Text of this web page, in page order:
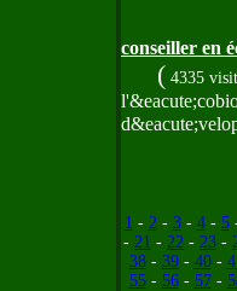
conseiller en
( 4335
1 - 2- 3- 4- 5
- 21 - 22 - 23 -
38- 39- 40-
55- 56- 57-